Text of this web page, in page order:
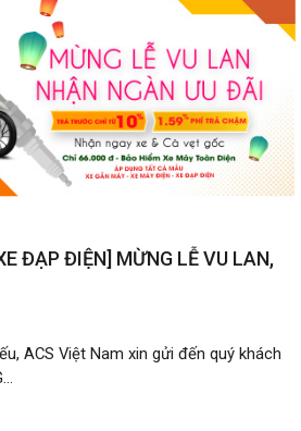
ĐẠP ĐIỆN] MỪNG LỄ VU LAN,
ACS Việt Nam xin gửi đến quý khách